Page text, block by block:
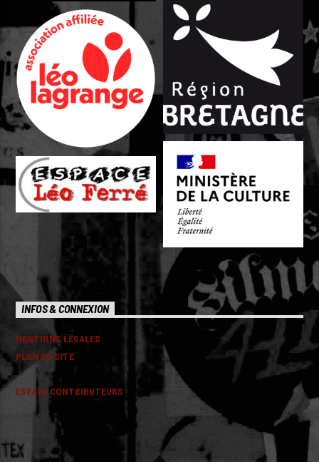
INFOS & CONNEXION
MENTIONS LEGALES
PLAN DU SITE
ESPACE CONTRIBUTEURS